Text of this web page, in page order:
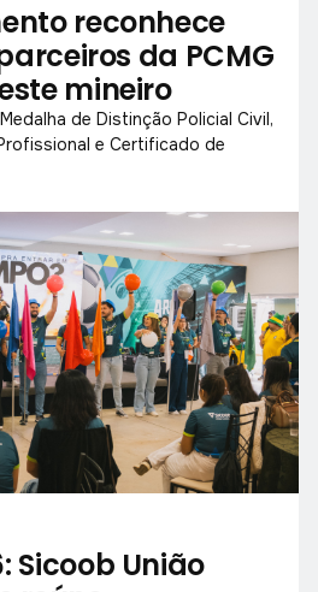
reconhece
da PCMG
mineiro
de Distinção Policial Civil,
e Certificado de
Sicoob União